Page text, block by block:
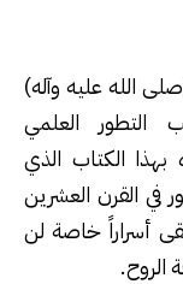
الله عليه وآله)
التطور العلمي
الكتاب الذي
في القرن العشرين
أسراراً خاصة لن
الروح.